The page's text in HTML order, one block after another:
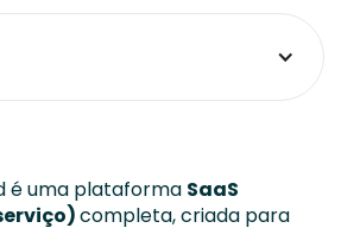
é uma plataforma SaaS
completa, criada para